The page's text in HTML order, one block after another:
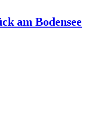
am Bodensee